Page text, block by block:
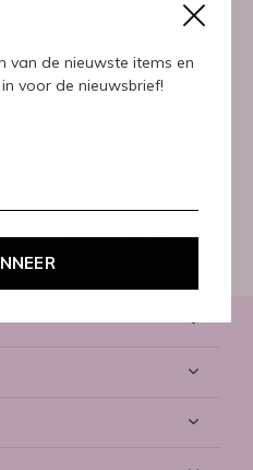
van de nieuwste items en
voor de nieuwsbrief!
voor onze
ABONNEER